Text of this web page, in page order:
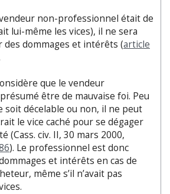
non-professionnel était de
lui-même les vices), il ne sera
des dommages et intérêts (article
que le vendeur
être de mauvaise foi. Peu
soit décelable ou non, il ne peut
le vice caché pour se dégager
(Cass. civ. II, 30 mars 2000,
). Le professionnel est donc
et intérêts en cas de
même s’il n’avait pas